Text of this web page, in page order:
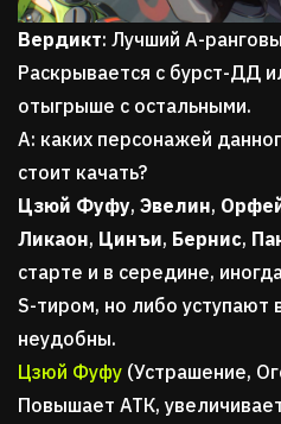
Вердикт: Лучший A-
Раскрывается с бурст-ДД
отыгрыше с остальными.
А: каких персонажей
стоит качать?
Цзюй Фуфу, Эвелин,
Ликаон, Цинъи, Бернис,
старте и в середине,
S-тиром, но либо уступают
неудобны.
Цзюй Фуфу (Устрашение,
Повышает АТК,